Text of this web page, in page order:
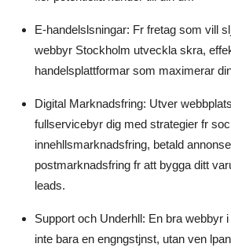
E-handelslsningar: Fr fretag som vill
webbyr Stockholm utveckla skra,
handelsplattformar som maximerar
Digital Marknadsfring: Utver
fullservicebyr dig med strategier fr
innehllsmarknadsfring, betald
postmarknadsfring fr att bygga ditt
leads.
Support och Underhll: En bra webbyr
inte bara en engngstjnst, utan ven